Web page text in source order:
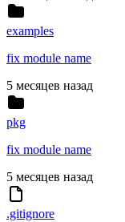
examples
fix module name
5 месяцев назад
pkg
fix module name
5 месяцев назад
.gitignore